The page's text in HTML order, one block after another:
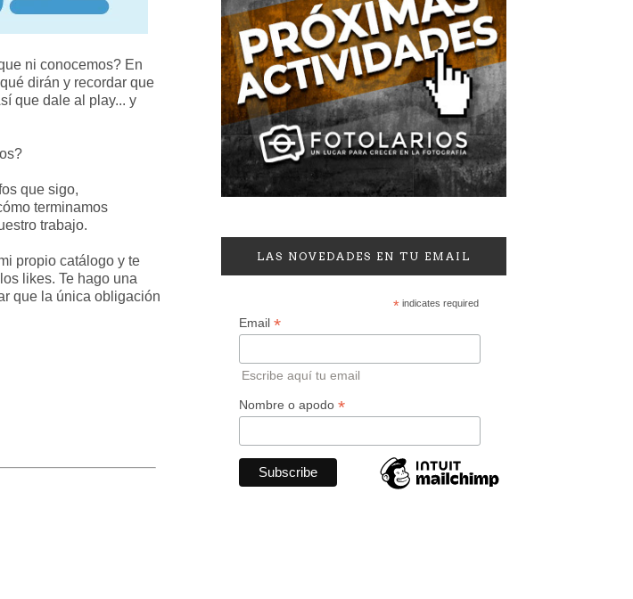
ni conocemos? En
dirán y recordar que
que dale al play... y
que sigo,
terminamos
trabajo.
propio catálogo y te
likes. Te hago una
que la única obligación
LAS NOVEDADES EN TU EMAIL
*indicates required
Email *
Escribe aquí tu email
Nombre o apodo *